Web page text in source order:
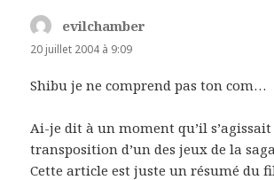
evilchamber
20 juillet 2004 à 9:09
Shibu je ne comprend pas ton com…
Ai-je dit à un moment qu’il s’agissait
transposition d’un des jeux de la
Cette article est juste un résumé du